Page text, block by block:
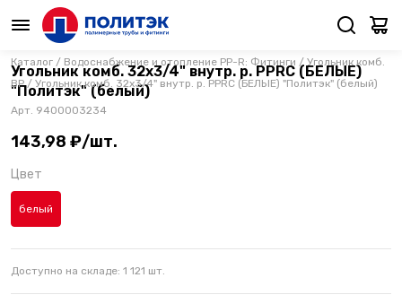
Каталог / Водоснабжение и отопление PP-R: Фитинги / Угольник комб.
ВР / Угольник комб. 32х3/4" внутр. р. PPRC (БЕЛЫЕ) "Политэк" (белый)
Угольник комб. 32х3/4" внутр. р. PPRC (БЕЛЫЕ)
"Политэк" (белый)
Арт. 9400003234
143,98 ₽/шт.
Цвет
белый
Доступно на складе: 1 121 шт.